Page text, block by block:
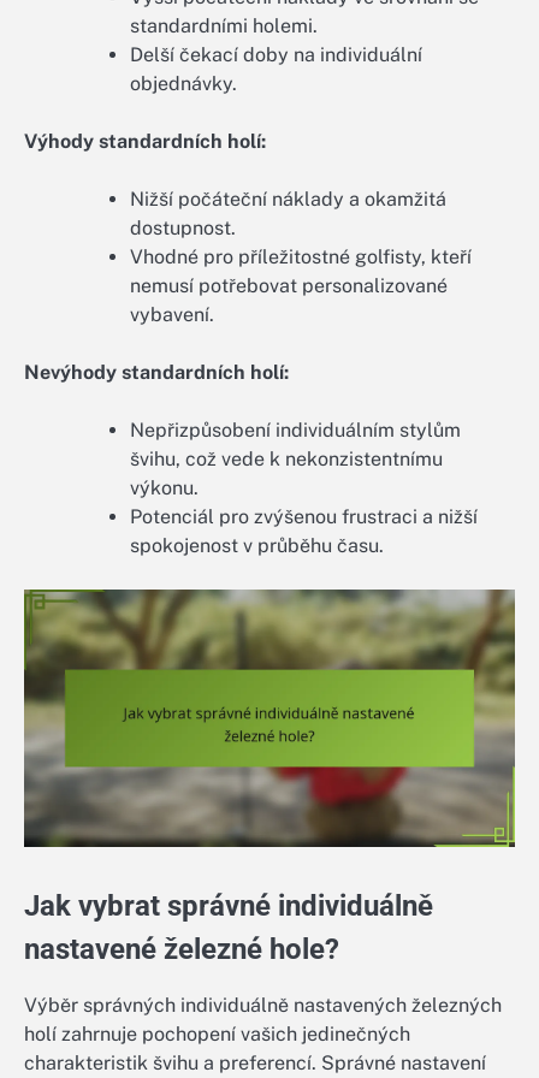
standardními holemi.
Delší čekací doby na individuální
objednávky.
Výhody standardních holí:
Nižší počáteční náklady a okamžitá
dostupnost.
Vhodné pro příležitostné golfisty, kteří
nemusí potřebovat personalizované
vybavení.
Nevýhody standardních holí:
Nepřizpůsobení individuálním stylům
švihu, což vede k nekonzistentnímu
výkonu.
Potenciál pro zvýšenou frustraci a nižší
spokojenost v průběhu času.
Jak vybrat správné individuálně
nastavené železné hole?
Výběr správných individuálně nastavených železných
holí zahrnuje pochopení vašich jedinečných
charakteristik švihu a preferencí. Správné nastavení